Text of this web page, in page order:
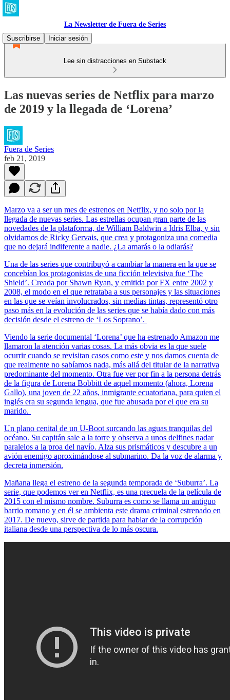
La Newsletter de Fuera de Series
Suscribirse
Iniciar sesión
Lee sin distracciones en Substack
Las nuevas series de Netflix para marzo
de 2019 y la llegada de ‘Lorena’
Fuera de Series
feb 21, 2019
Marzo va a ser un mes de estrenos en Netflix, y no solo por la
llegada de nuevas series. Las estrellas ocupan gran parte de las
novedades de la plataforma, de William Baldwin a Idris Elba, y sin
olvidarnos de Ricky Gervais, que crea y protagoniza una comedia
que no dejará indiferente a nadie. ¿La amarás o la odiarás?
Una de las series que contribuyó a cambiar la manera en la que se
concebían los protagonistas de una ficción televisiva fue ‘The
Shield’. Creada por Shawn Ryan, y emitida por FX entre 2002 y
2008, el modo en el que retrataba a sus personajes y las situaciones
en las que se veían involucrados, sin medias tintas, representó otro
paso más en la evolución de las series que se había dado con más
decisión desde el estreno de ‘Los Soprano’.
Viendo la serie documental ‘Lorena’ que ha estrenado Amazon me
llamaron la atención varias cosas. La más obvia es la que suele
ocurrir cuando se revisitan casos como este y nos damos cuenta de
que realmente no sabíamos nada, más allá del titular de la narrativa
predominante del momento. Otra fue ver por fin a la persona detrás
de la figura de Lorena Bobbitt de aquel momento (ahora, Lorena
Gallo), una joven de 22 años, inmigrante ecuatoriana, para quien el
inglés era su segunda lengua, que fue abusada por el que era su
marido.
Un plano cenital de un U-Boot surcando las aguas tranquilas del
océano. Su capitán sale a la torre y observa a unos delfines nadar
paralelos a la proa del navío. Alza sus prismáticos y descubre a un
avión enemigo aproximándose al submarino. Da la voz de alarma y
decreta inmersión.
Mañana llega el estreno de la segunda temporada de ‘Suburra’. La
serie, que podemos ver en Netflix, es una precuela de la película de
2015 con el mismo nombre. Suburra es como se llama un antiguo
barrio romano y en él se ambienta este drama criminal estrenado en
2017. De nuevo, sirve de partida para hablar de la corrupción
italiana desde una perspectiva de lo más oscura.